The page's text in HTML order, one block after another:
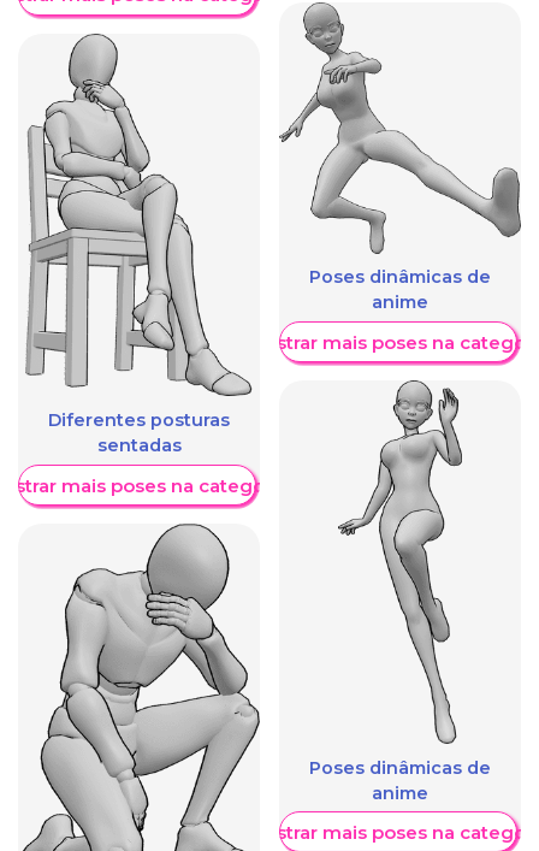
Diferentes posturas
sentadas
mais poses na categoria
Poses dinâmicas de
anime
Mostrar mais poses na
Poses dinâmicas de
anime
Mostrar mais poses na